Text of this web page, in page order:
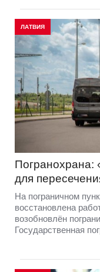
ЛАТВИЯ
Погранохрана:
для
На пограничном
восстановлена
возобновлён
Государственная